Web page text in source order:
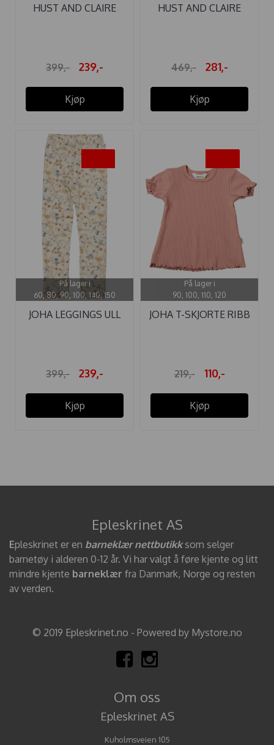
HUST AND CLAIRE
399,- 239,-
Kjøp
HUST AND CLAIRE
469,- 281,-
Kjøp
På lager i
60, 80, 90, 100, 140, 150
JOHA LEGGINGS ULL
399,- 239,-
Kjøp
På lager i
90, 100, 110, 120
JOHA T-SKJORTE RIBB
219,- 110,-
Kjøp
Epleskrinet AS
Epleskrinet er en barneklær nettbutikksom selger
barnetøy i alderen 0-12 år. Vi har valgt å føre kjente og litt
mindre kjente barneklær fra Danmark, Norge og resten
av verden.
© 2019 Epleskrinet.no - Powered by Mystore.no
Om oss
Epleskrinet AS
Kuholmsveien 105